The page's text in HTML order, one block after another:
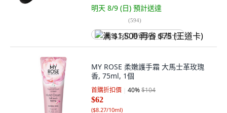
明天 8/9 (日) 預計送達
(594)
满 $1,500 再省 $75 (王道卡)
MY ROSE 柔嫩護手霜 大馬士革玫瑰
香, 75ml, 1個
首購折扣價 40%$104
$62
($8.27/10ml)